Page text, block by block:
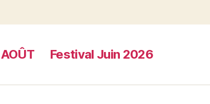
Festival Juin 2026